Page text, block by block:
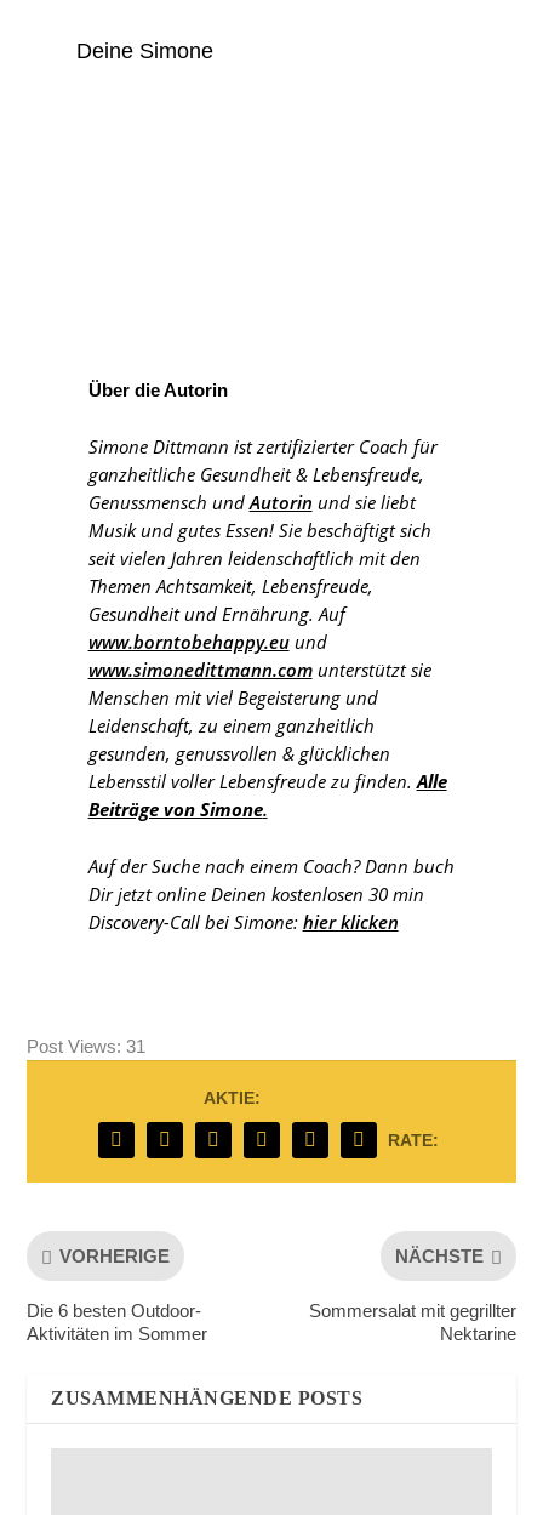
Deine Simone
Über die Autorin
Simone Dittmann ist zertifizierter Coach für
ganzheitliche Gesundheit & Lebensfreude,
Genussmensch undAutorin und sie liebt
Musik und gutes Essen! Sie beschäftigt sich
seit vielen Jahren leidenschaftlich mit den
Themen Achtsamkeit, Lebensfreude,
Gesundheit und Ernährung. Auf
www.borntobehappy.euund
www.simonedittmann.comunterstützt sie
Menschen mit viel Begeisterung und
Leidenschaft, zu einem ganzheitlich
gesunden, genussvollen & glücklichen
Lebensstil voller Lebensfreude zu finden.Alle
Beiträge von Simone.
Auf der Suche nach einem Coach? Dann buch
Dir jetzt online Deinen kostenlosen 30 min
Discovery-Call bei Simone: hier klicken
Post Views: 31
AKTIE:
RATE:
VORHERIGE
Die 6 besten Outdoor-
Aktivitäten im Sommer
NÄCHSTE
Sommersalat mit gegrillter
Nektarine
ZUSAMMENHÄNGENDE POSTS